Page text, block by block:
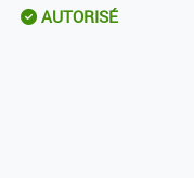
AUTORISÉ